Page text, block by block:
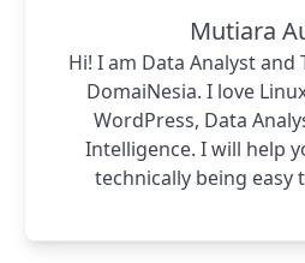
Mutiara
Hi! I am Data Analyst
DomaiNesia. I love
WordPress, Data
Intelligence. I will help
technically being easy